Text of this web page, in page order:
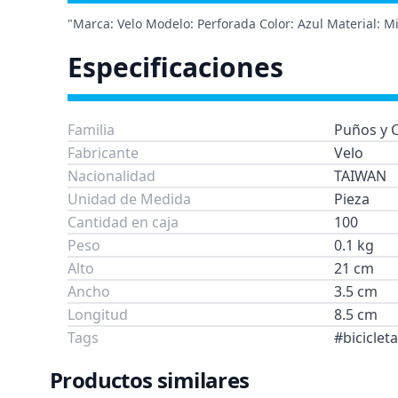
"Marca: Velo Modelo: Perforada Color: Azul Material:
Especificaciones
Familia
Puños y
Fabricante
Velo
Nacionalidad
TAIWAN
Unidad de Medida
Pieza
Cantidad en caja
100
Peso
0.1 kg
Alto
21 cm
Ancho
3.5 cm
Longitud
8.5 cm
Tags
Productos similares